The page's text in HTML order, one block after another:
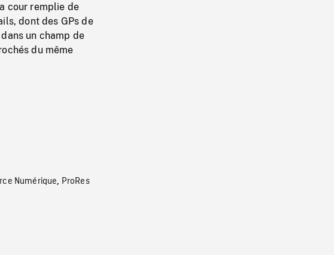
cour remplie de
dont des GPs de
un champ de
du même
Numérique, ProRes